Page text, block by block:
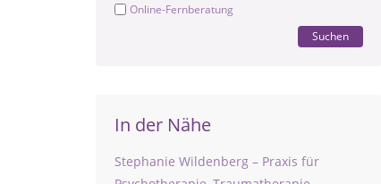
Online-Fernberatung
Suchen
In der Nähe
Stephanie Wildenberg – Praxis für